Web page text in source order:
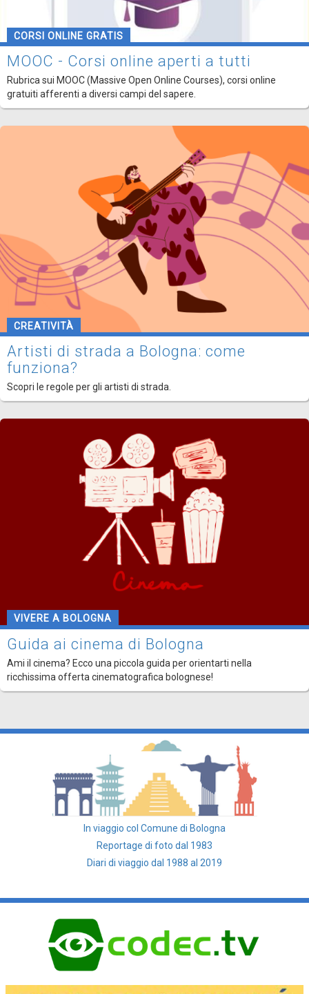
CORSI ONLINE GRATIS
MOOC - Corsi online aperti a tutti
Rubrica sui MOOC (Massive Open Online Courses), corsi online
gratuiti afferenti a diversi campi del sapere.
CREATIVITÀ
Artisti di strada a Bologna: come
funziona?
Scopri le regole per gli artisti di strada.
VIVERE A BOLOGNA
Guida ai cinema di Bologna
Ami il cinema? Ecco una piccola guida per orientarti nella
ricchissima offerta cinematografica bolognese!
In viaggio col Comune di Bologna
Reportage di foto dal 1983
Diari di viaggio dal 1988 al 2019